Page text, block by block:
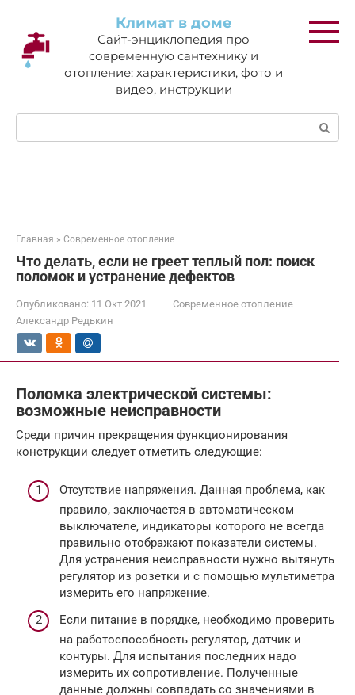
контенту
Климат в доме
Сайт-энциклопедия про
современную сантехнику и
отопление: характеристики, фото и
видео, инструкции
Поиск:
Главная » Современное отопление
Что делать, если не греет теплый пол: поиск
поломок и устранение дефектов
Опубликовано: 11 Окт 2021
Современное отопление
Александр Редькин
Поломка электрической системы:
возможные неисправности
Среди причин прекращения функционирования
конструкции следует отметить следующие:
Отсутствие напряжения. Данная проблема, как
правило, заключается в автоматическом
выключателе, индикаторы которого не всегда
правильно отображают показатели системы.
Для устранения неисправности нужно вытянуть
регулятор из розетки и с помощью мультиметра
измерить его напряжение.
Если питание в порядке, необходимо проверить
на работоспособность регулятор, датчик и
контуры. Для испытания последних надо
измерить их сопротивление. Полученные
данные должны совпадать со значениями в